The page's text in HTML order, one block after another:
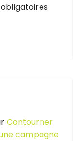
Contourner
campagne